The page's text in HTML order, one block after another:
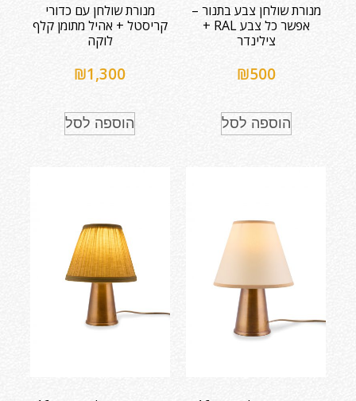
מנורת שולחן צבע בתנור –
אפשר כל צבע RAL +
צילינדר
₪500
הוספה לסל
מנורת שולחן עם כדורי
קריסטל + אהיל מתומן קלף
לוקה
₪1,300
הוספה לסל